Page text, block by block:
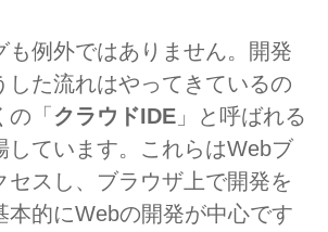
も例外ではありません。開発
した流れはやってきているの
「 クラウドIDE 」と呼ばれる
しています。これらはWebブ
セスし、ブラウザ上で開発を
本的にWebの開発が中心です